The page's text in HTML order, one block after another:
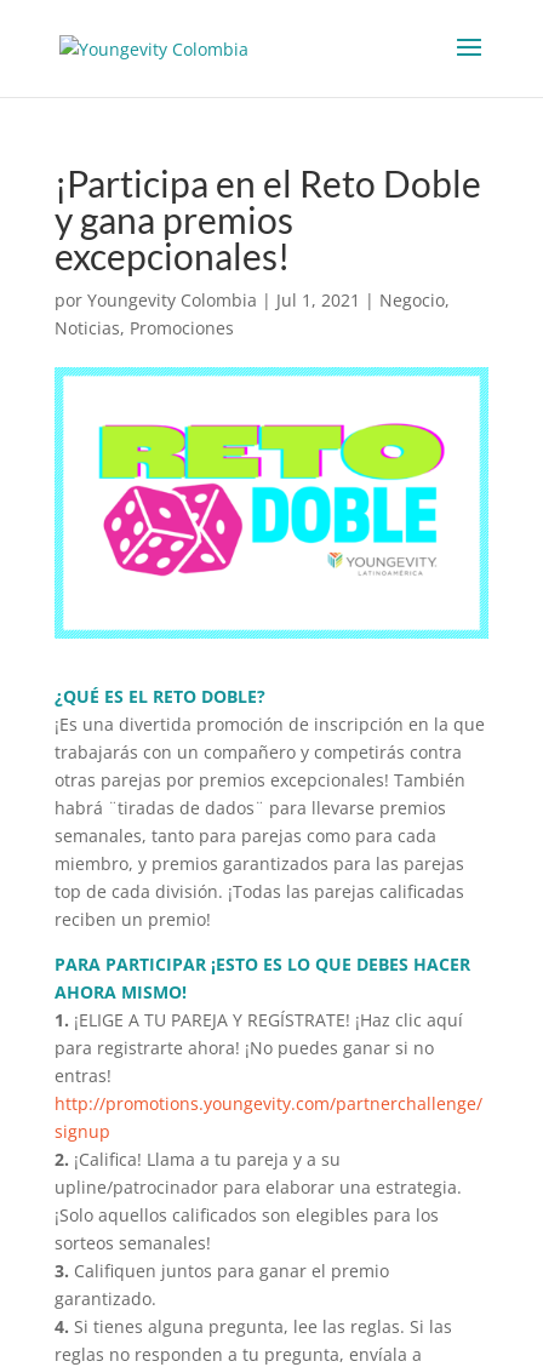
¡Participa en el Reto Doble
y gana premios
excepcionales!
por Youngevity Colombia | Jul 1, 2021 | Negocio,
Noticias, Promociones
¿QUÉ ES EL RETO DOBLE?
¡Es una divertida promoción de inscripción en la que
trabajarás con un compañero y competirás contra
otras parejas por premios excepcionales! También
habrá ¨tiradas de dados¨ para llevarse premios
semanales, tanto para parejas como para cada
miembro, y premios garantizados para las parejas
top de cada división. ¡Todas las parejas calificadas
reciben un premio!
PARA PARTICIPAR ¡ESTO ES LO QUE DEBES HACER
AHORA MISMO!
1. ¡ELIGE A TU PAREJA Y REGÍSTRATE! ¡Haz clic aquí
para registrarte ahora! ¡No puedes ganar si no
entras!
http://promotions.youngevity.com/partnerchallenge/
signup
2. ¡Califica! Llama a tu pareja y a su
upline/patrocinador para elaborar una estrategia.
¡Solo aquellos calificados son elegibles para los
sorteos semanales!
3. Califiquen juntos para ganar el premio
garantizado.
4. Si tienes alguna pregunta, lee las reglas. Si las
reglas no responden a tu pregunta, envíala a